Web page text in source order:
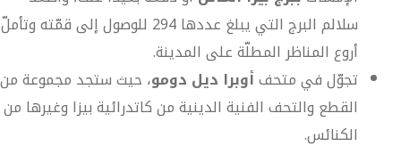
سلالم البرج التي يبلغ عددها 294 للوصول إلى قمّته وتأملّ
أروع المناظر المطلّة على المدينة.
تجوّل في متحفأوبرا ديل دومو، حيث ستجد مجموعة من
القطع والتحف الفنية الدينية من كاتدرائية بيزا وغيرها من
الكنائس.